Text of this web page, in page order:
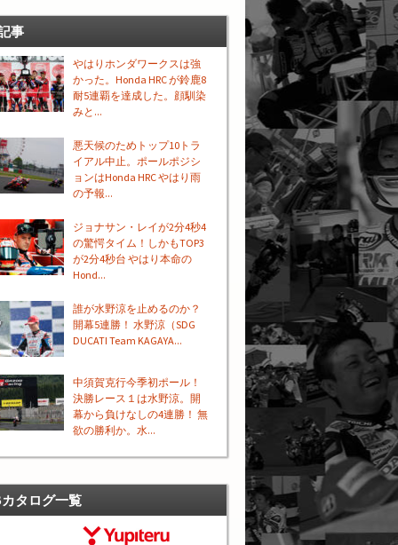
事
やはりホンダワークスは強
かった。Honda HRC が鈴鹿8
耐5連覇を達成した。顔馴染
みと...
悪天候のためトップ10トラ
イアル中止。ポールポジシ
ョンはHonda HRC やはり雨
の予報...
ジョナサン・レイが2分4秒4
の驚愕タイム！しかもTOP3
が2分4秒台 やはり本命の
Hond...
誰が水野涼を止めるのか？
開幕5連勝！ 水野涼（SDG
DUCATI Team KAGAYA...
中須賀克行今季初ポール！
決勝レース１は水野涼。開
幕から負けなしの4連勝！ 無
欲の勝利か。水...
タログ一覧